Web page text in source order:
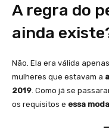
A regra do
ainda
Não. Ela era válida
mulheres que estavam a
2019. Como já se
os requisitos e essa